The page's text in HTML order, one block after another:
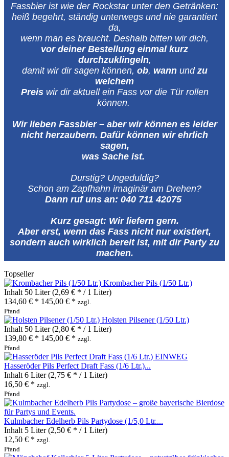
Fassbier ist wie der Rockstar unter den Getränken:
heiß begehrt, ständig unterwegs und nie garantiert
da,
wenn man es braucht. Deshalb bitten wir dich,
vor deiner Bestellung einmal kurz
durchzuklingeln,
damit wir dir sagen können, ob, wannund zu
welchem
Preiswir dir aktuell ein Fass vor die Tür rollen
können.
Wir lieben Fassbier – aber wir können es leider
nicht herzaubern. Dafür können wir ehrlich
sagen,
was Sache ist.
Durstig? Ungeduldig?
Schon am Zapfhahn imaginär am Drehen?
Dann ruf uns an: 040 711 42075
Kurz gesagt: Wir liefern gern.
Aber erst, wenn das Fass nicht nur existiert,
sondern auch wirklich bereit ist, mit dir Party zu
machen.
Topseller
Krombacher Pils (1/50 Ltr.)
Inhalt 50 Liter(2,69 € * / 1 Liter)
134,60 € * 145,00 € * zzgl.
Pfand
Holsten Pilsener (1/50 Ltr.)
Inhalt 50 Liter(2,80 € * / 1 Liter)
139,80 € * 145,00 € * zzgl.
Pfand
Hasseröder Pils Perfect Draft Fass (1/6 Ltr.)...
Inhalt 6 Liter(2,75 € * / 1 Liter)
16,50 € * zzgl.
Pfand
Kulmbacher Edelherb Pils Partydose (1/5,0 Ltr....
Inhalt 5 Liter(2,50 € * / 1 Liter)
12,50 € * zzgl.
Pfand